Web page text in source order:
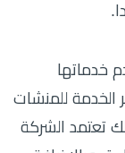
خدماتها
الخدمة للمنشات
تعتمد الشركة